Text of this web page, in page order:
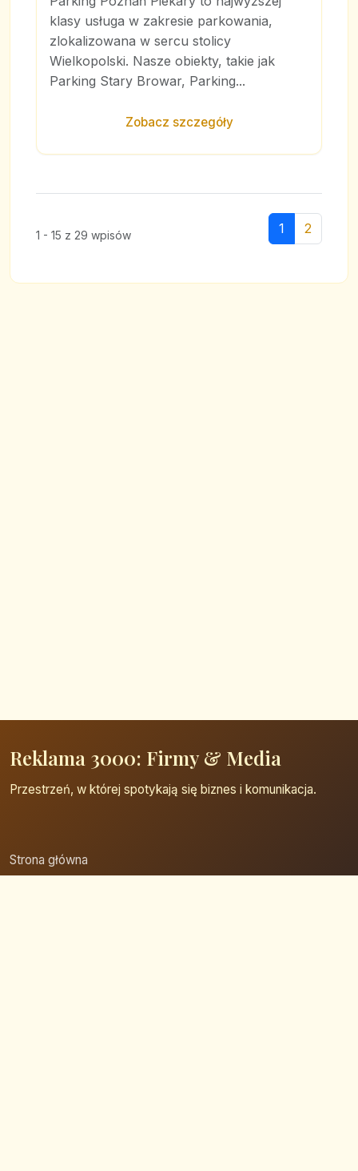
klasy usługa w zakresie parkowania,
zlokalizowana w sercu stolicy
Wielkopolski. Nasze obiekty, takie jak
Parking Stary Browar, Parking...
Zobacz szczegóły
1 - 15 z 29 wpisów 1 2
Reklama 3000: Firmy & Media
Przestrzeń, w której spotykają się biznes i komunikacja.
Strona główna